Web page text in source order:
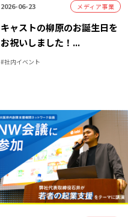
2026-06-23 メディア事業
キャストの柳原のお誕生日を
お祝いしました！ ...
#社内イベント